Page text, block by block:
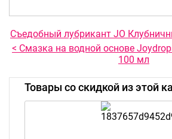
Съедобный лубрикант JO
< Смазка на водной основе
100 мл
Товары со скидкой из этой